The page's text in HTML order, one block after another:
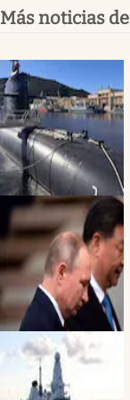
Más noticias de